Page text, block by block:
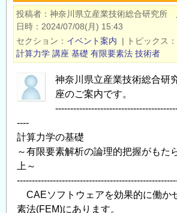
「
計
算
力
学
の
コ
ー
ス
ー
限
投稿者 神奈川県立産業技術総合研究所
日時
2024/07/08(月) 15:43
セクション
イベント案内 | トピックス
計算力学 講座 基礎 有限要素法 技術者
神奈川県立産業技術総合研
座のご案内です。
----
計算力学の基礎
～有限要素解析の論理的把握がもた
上～
CAEソフトウェアを効果的に働か
素法(FEM)にあります。